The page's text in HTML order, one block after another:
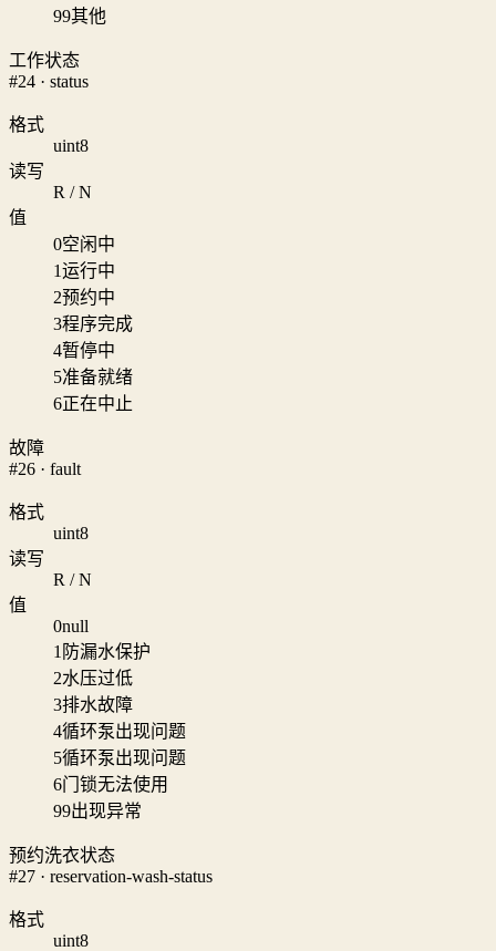
99其他
工作状态
#24 · status
格式
uint8
读写
R / N
值
0空闲中
1运行中
2预约中
3程序完成
4暂停中
5准备就绪
6正在中止
故障
#26 · fault
格式
uint8
读写
R / N
值
0null
1 防漏水保护
2水压过低
3排水故障
4循环泵出现问题
5循环泵出现问题
6门锁无法使用
99出现异常
预约洗衣状态
#27 · reservation-wash-status
格式
uint8